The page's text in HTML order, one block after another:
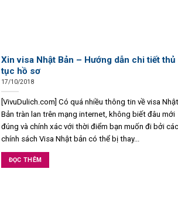
Xin visa Nhật Bản – Hướng dẫn chi tiết thủ
tục hồ sơ
17/10/2018
[VivuDulich.com] Có quá nhiều thông tin về visa Nhật
Bản tràn lan trên mạng internet, không biết đâu mới
đúng và chính xác với thời điểm bạn muốn đi bởi các
chính sách Visa Nhật bản có thể bị thay...
ĐỌC THÊM